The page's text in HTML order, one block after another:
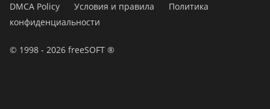
DMCA Policy Условия и правила
Политика
конфиденциальности
© 1998 - 2026 freeSOFT ®